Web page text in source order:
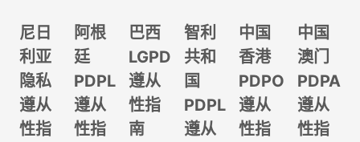
尼日
利亚
隐私
遵从
性指
阿根
廷
PDPL
遵从
性指
巴西
LGPD
遵从
性指
南
智利
共和
国
PDPL
遵从
中国
香港
PDPO
遵从
性指
中国
澳门
PDPA
遵从
性指